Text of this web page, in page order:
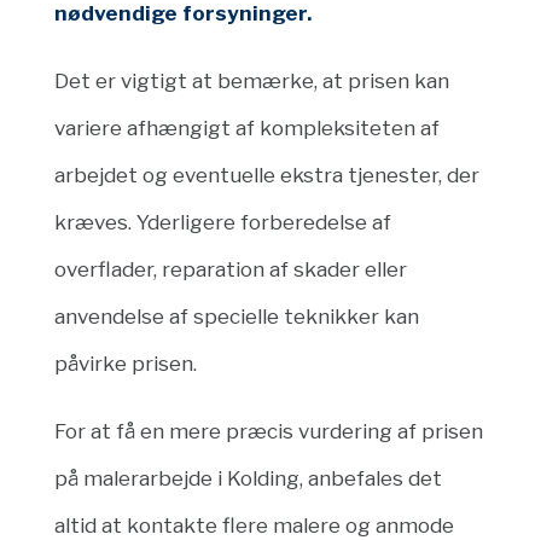
nødvendige forsyninger.
Det er vigtigt at bemærke, at prisen kan
variere afhængigt af kompleksiteten af
arbejdet og eventuelle ekstra tjenester, der
kræves. Yderligere forberedelse af
overflader, reparation af skader eller
anvendelse af specielle teknikker kan
påvirke prisen.
For at få en mere præcis vurdering af prisen
på malerarbejde i Kolding, anbefales det
altid at kontakte flere malere og anmode